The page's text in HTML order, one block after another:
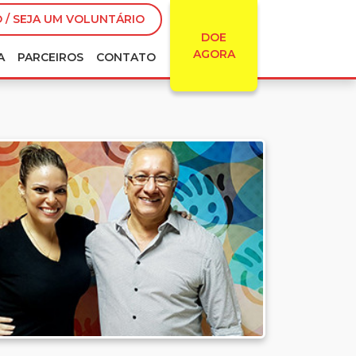
/ SEJA UM VOLUNTÁRIO
DOE
AGORA
PARCEIROS CONTATO